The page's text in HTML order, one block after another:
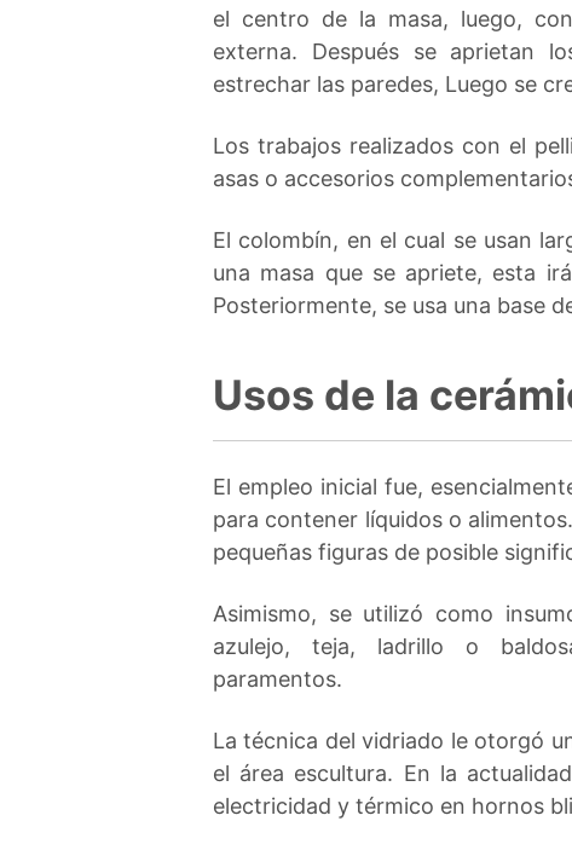
el centro de la masa, luego,
externa. Después se aprietan
estrechar las paredes, Luego se
Los trabajos realizados con el
asas o accesorios
El colombín, en el cual se usan
una masa que se apriete, esta
Posteriormente, se usa una base
Usos de la
El empleo inicial fue,
para contener líquidos o
pequeñas figuras de posible
Asimismo, se utilizó como
azulejo, teja, ladrillo o
paramentos.
La técnica del vidriado le otorgó
el área escultura. En la
electricidad y térmico en hornos